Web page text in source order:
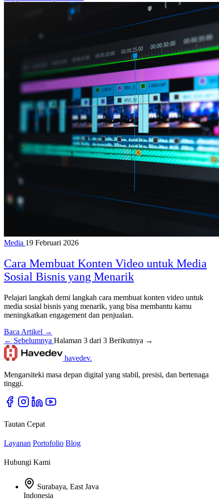
Media 19 Februari 2026
Cara Membuat Konten Video untuk Media
Sosial Bisnis yang Menarik
Pelajari langkah demi langkah cara membuat konten video untuk
media sosial bisnis yang menarik, yang bisa membantu kamu
meningkatkan engagement dan penjualan.
Baca Artikel →
← Sebelumnya Halaman 3 dari 3 Berikutnya →
havedev.
Mengarsiteki masa depan digital yang stabil, presisi, dan bertenaga
tinggi.
Tautan Cepat
Layanan Portofolio Blog
Hubungi Kami
Surabaya, East Java
Indonesia